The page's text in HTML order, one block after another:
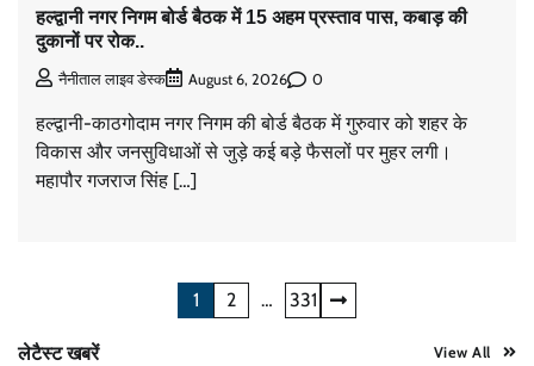
हल्द्वानी नगर निगम बोर्ड बैठक में 15 अहम प्रस्ताव पास, कबाड़ की
दुकानों पर रोक..
नैनीताल लाइव डेस्क August 6, 2026 0
हल्द्वानी-काठगोदाम नगर निगम की बोर्ड बैठक में गुरुवार को शहर के
विकास और जनसुविधाओं से जुड़े कई बड़े फैसलों पर मुहर लगी।
महापौर गजराज सिंह […]
pagination
1 2 … 331
लेटैस्ट खबरें View All